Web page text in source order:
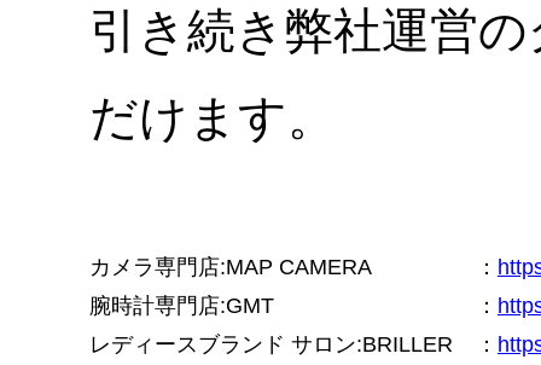
引き続き弊社運営
だけます。
カメラ専門店:MAP CAMERA ：
腕時計専門店:GMT
：
レディースブランド サロン:BRILLER
：